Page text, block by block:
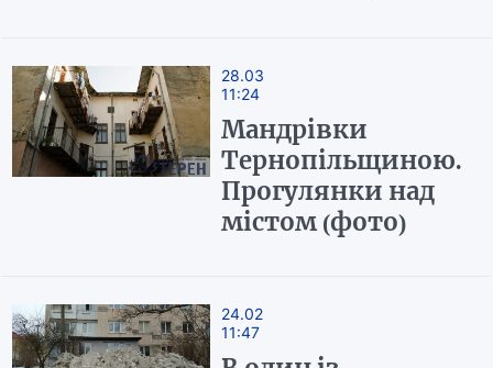
28.03
11:24
Мандрівки
Тернопільщиною.
Прогулянки над
містом (фото)
24.02
11:47